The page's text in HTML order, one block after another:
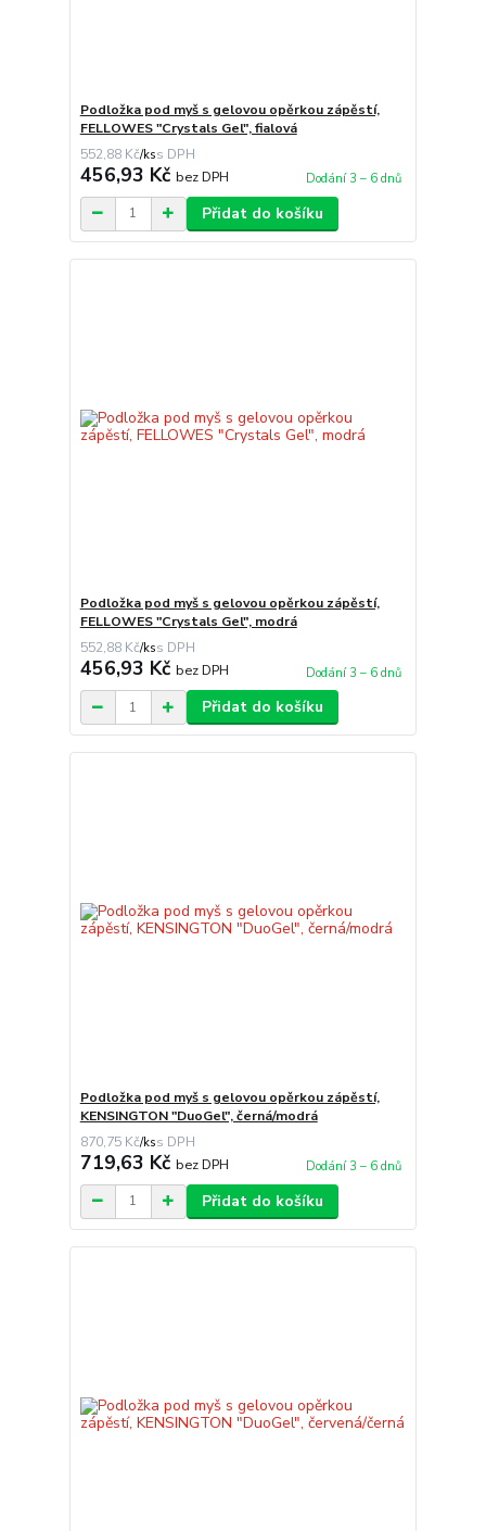
Podložka pod myš s gelovou opěrkou zápěstí,
FELLOWES "Crystals Gel", fialová
552,88 Kč/ks
456,93 Kč bez DPH Dodání 3 – 6 dnů
Přidat do košíku
Podložka pod myš s gelovou opěrkou zápěstí,
FELLOWES "Crystals Gel", modrá
552,88 Kč/ks
456,93 Kč bez DPH Dodání 3 – 6 dnů
Přidat do košíku
Podložka pod myš s gelovou opěrkou zápěstí,
KENSINGTON "DuoGel", černá/modrá
870,75 Kč/ks
719,63 Kč bez DPH Dodání 3 – 6 dnů
Přidat do košíku